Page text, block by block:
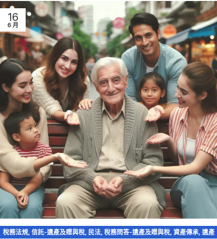
16
6 月
稅務法規, 信託-遺產及贈與稅, 民法, 稅務問答-遺產及贈與稅, 資產傳承, 遺產